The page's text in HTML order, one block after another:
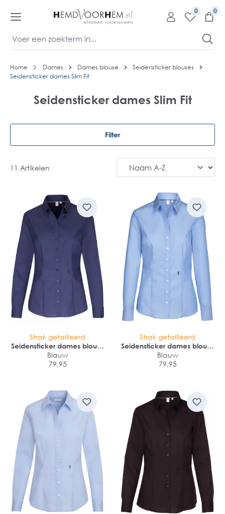
0
Home Dames Dames blouse
Seidensticker blouses
Seidensticker dames Slim Fit
Seidensticker dames Slim Fit
Filter
11 Artikelen
Strak getailleerd
Seidensticker dames blouse
slim fit
Blauw
79,95
Strak getailleerd
Seidensticker dames blouse
slim fit
Blauw
79,95